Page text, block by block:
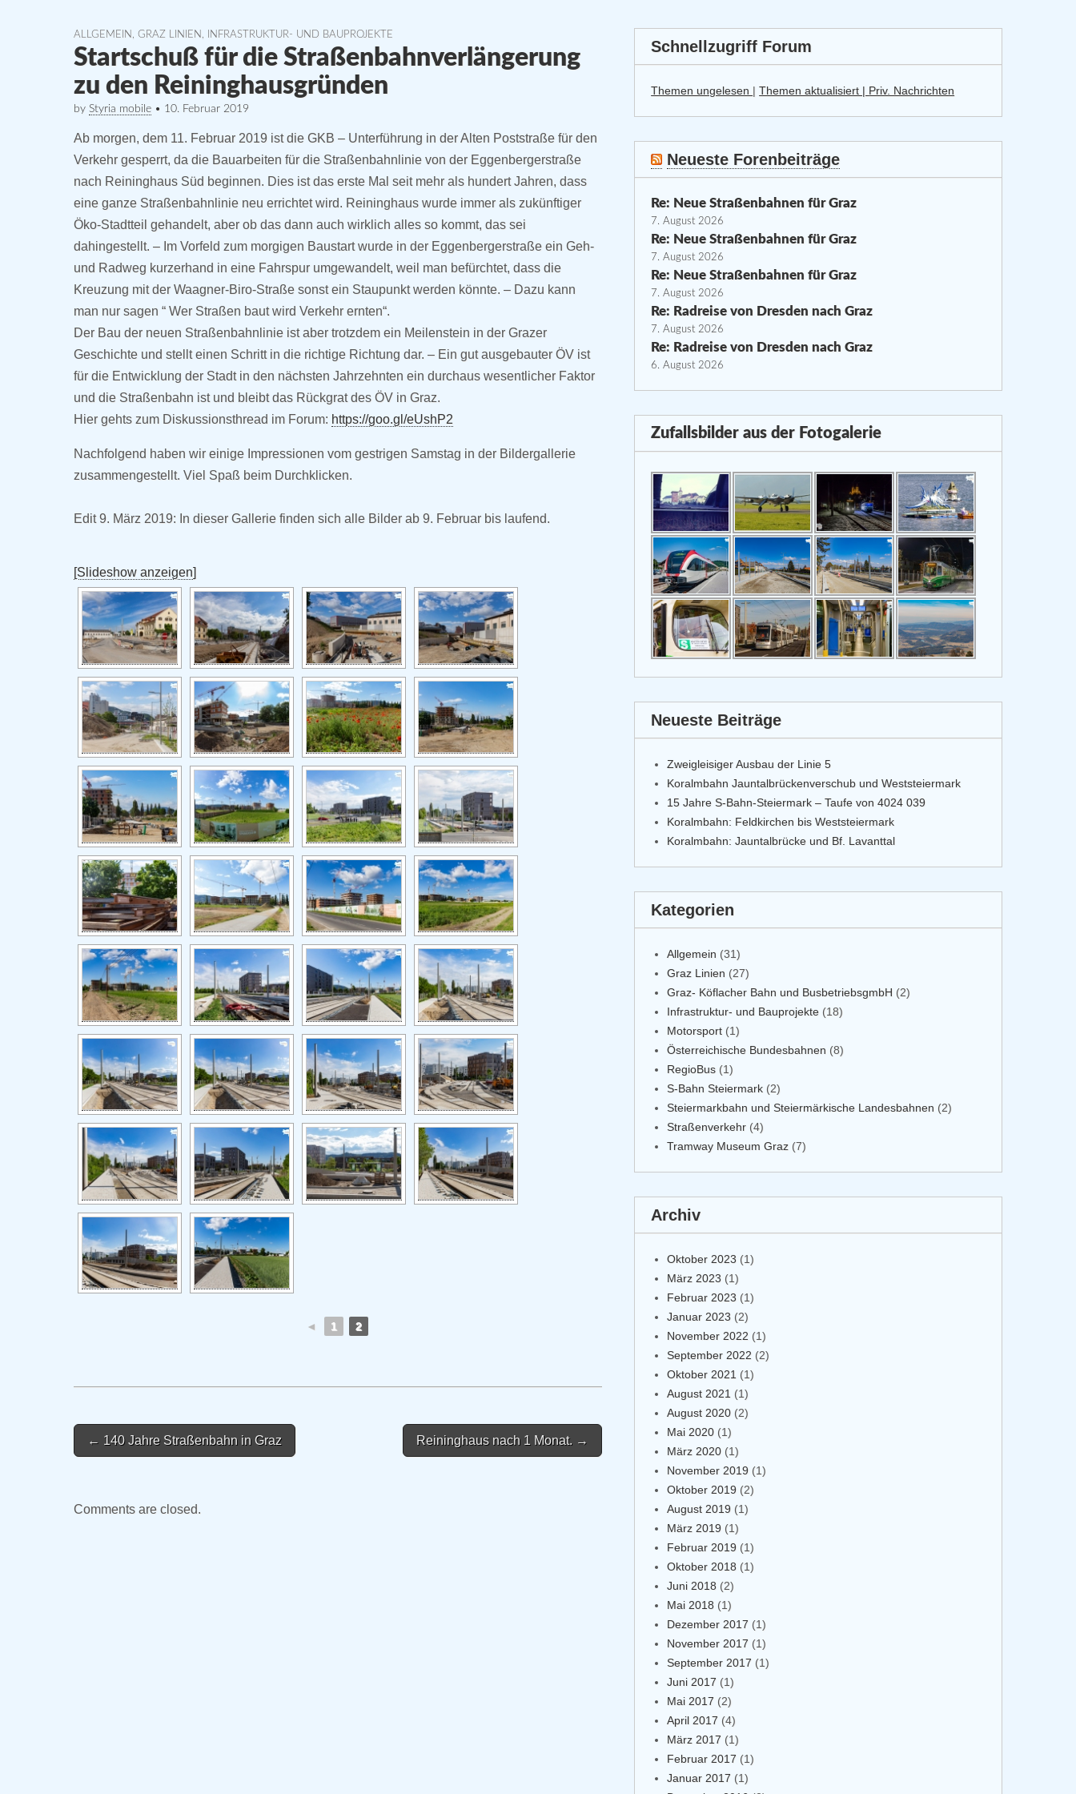
ALLGEMEIN GRAZ LINIEN INFRASTRUKTUR- UND BAUPROJEKTE
Startschuß für die Straßenbahnverlängerung
zu den Reininghausgründen
by Styria mobile • 10. Februar 2019
Ab morgen, dem 11. Februar 2019 ist die GKB – Unterführung in der Alten Poststraße für den
Verkehr gesperrt, da die Bauarbeiten für die Straßenbahnlinie von der Eggenbergerstraße
nach Reininghaus Süd beginnen. Dies ist das erste Mal seit mehr als hundert Jahren, dass
eine ganze Straßenbahnlinie neu errichtet wird. Reininghaus wurde immer als zukünftiger
Öko-Stadtteil gehandelt, aber ob das dann auch wirklich alles so kommt, das sei
dahingestellt. – Im Vorfeld zum morgigen Baustart wurde in der Eggenbergerstraße ein Geh-
und Radweg kurzerhand in eine Fahrspur umgewandelt, weil man befürchtet, dass die
Kreuzung mit der Waagner-Biro-Straße sonst ein Staupunkt werden könnte. – Dazu kann
man nur sagen “ Wer Straßen baut wird Verkehr ernten“.
Der Bau der neuen Straßenbahnlinie ist aber trotzdem ein Meilenstein in der Grazer
Geschichte und stellt einen Schritt in die richtige Richtung dar. – Ein gut ausgebauter ÖV ist
für die Entwicklung der Stadt in den nächsten Jahrzehnten ein durchaus wesentlicher Faktor
und die Straßenbahn ist und bleibt das Rückgrat des ÖV in Graz.
Hier gehts zum Diskussionsthread im Forum: https://goo.gl/eUshP2
Nachfolgend haben wir einige Impressionen vom gestrigen Samstag in der Bildergallerie
zusammengestellt. Viel Spaß beim Durchklicken.
Edit 9. März 2019: In dieser Gallerie finden sich alle Bilder ab 9. Februar bis laufend.
[Slideshow anzeigen]
◄ 1 2
Post
navigation
← 140 Jahre Straßenbahn in Graz Reininghaus nach 1 Monat. →
Comments are closed.
Schnellzugriff Forum
Themen ungelesen |Themen aktualisiert | Priv. Nachrichten
Neueste Forenbeiträge
Re: Neue Straßenbahnen für Graz
7. August 2026
Re: Neue Straßenbahnen für Graz
7. August 2026
Re: Neue Straßenbahnen für Graz
7. August 2026
Re: Radreise von Dresden nach Graz
7. August 2026
Re: Radreise von Dresden nach Graz
6. August 2026
Zufallsbilder aus der Fotogalerie
Neueste Beiträge
Zweigleisiger Ausbau der Linie 5
Koralmbahn Jauntalbrückenverschub und Weststeiermark
15 Jahre S-Bahn-Steiermark – Taufe von 4024 039
Koralmbahn: Feldkirchen bis Weststeiermark
Koralmbahn: Jauntalbrücke und Bf. Lavanttal
Kategorien
Allgemein (31)
Graz Linien (27)
Graz- Köflacher Bahn und BusbetriebsgmbH (2)
Infrastruktur- und Bauprojekte (18)
Motorsport (1)
Österreichische Bundesbahnen (8)
RegioBus (1)
S-Bahn Steiermark (2)
Steiermarkbahn und Steiermärkische Landesbahnen (2)
Straßenverkehr (4)
Tramway Museum Graz (7)
Archiv
Oktober 2023 (1)
März 2023 (1)
Februar 2023 (1)
Januar 2023 (2)
November 2022 (1)
September 2022 (2)
Oktober 2021 (1)
August 2021 (1)
August 2020 (2)
Mai 2020 (1)
März 2020 (1)
November 2019 (1)
Oktober 2019 (2)
August 2019 (1)
März 2019 (1)
Februar 2019 (1)
Oktober 2018 (1)
Juni 2018 (2)
Mai 2018 (1)
Dezember 2017 (1)
November 2017 (1)
September 2017 (1)
Juni 2017 (1)
Mai 2017 (2)
April 2017 (4)
März 2017 (1)
Februar 2017 (1)
Januar 2017 (1)